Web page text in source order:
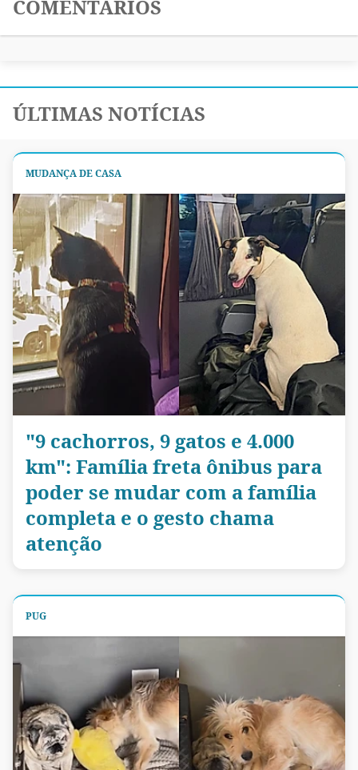
COMENTÁRIOS
ÚLTIMAS NOTÍCIAS
MUDANÇA DE CASA
"9 cachorros, 9 gatos e 4.000
km": Família freta ônibus para
poder se mudar com a família
completa e o gesto chama
atenção
PUG